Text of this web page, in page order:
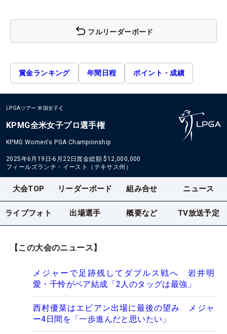
フルリーダーボード
賞金ランキング 年間日程 ポイント・成績
LPGAツアー 米国女子
KPMG全米女子プロ選手権
KPMG Women's PGA Championship
2025年6月19日-6月22日賞金総額 $12,000,000
フィールズランチ・イースト（テキサス州）
大会TOP リーダーボード 組み合せ ニュース
ライブフォト 出場選手 概要など TV放送予定
【この大会のニュース】
メジャーで足跡残してダブルス戦へ 岩井明
愛・千怜がペア結成「2人のタッグは最強」
西村優菜はエビアン出場に最後の望み メジャ
ー4日間を「一歩進んだと思いたい」